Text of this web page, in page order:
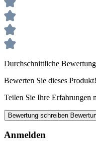
Durchschnittliche
Bewerten Sie dieses Produkt!
Teilen Sie Ihre Erfahrungen
Bewertung schreiben
Anmelden